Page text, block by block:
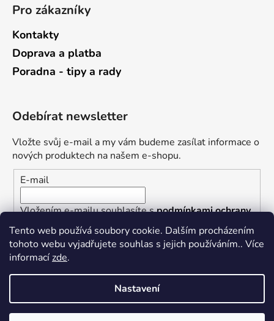
Tento web používá soubory cookie. Dalším procházením
tohoto webu vyjadřujete souhlas s jejich používáním.. Více
informacízde.
Nastavení
Pro zákazníky
Kontakty
Doprava a platba
Poradna - tipy a rady
Odebírat newsletter
Vložte svůj e-mail a my vám budeme zasílat informace o
nových produktech na našem e-shopu.
E-mail
Vložením e-mailu souhlasíte spodmínkami ochrany
osobních údajů
PŘIHLÁSIT SE
Vytvořil Shoptet